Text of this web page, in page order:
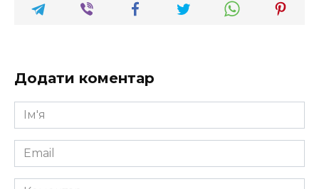
Додати коментар
Ім'я
*
Email
*
Коментар